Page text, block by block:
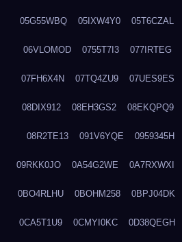
05G55WBQ 05IXW4Y0 05T6CZAL
06VLOMOD 0755T7I3 077IRTEG
07FH6X4N 07TQ4ZU9 07UES9ES
08DIX912 08EH3GS2 08EKQPQ9
08R2TE13 091V6YQE 0959345H
09RKK0JO 0A54G2WE 0A7RXWXI
0BO4RLHU 0BOHM258 0BPJ04DK
0CA5T1U9 0CMYI0KC 0D38QEGH